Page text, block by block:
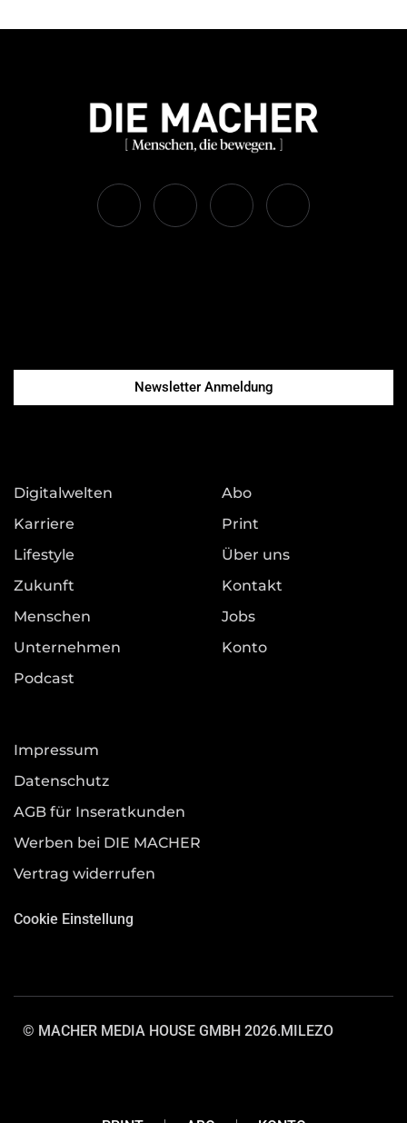
Newsletter Anmeldung
Digitalwelten
Karriere
Lifestyle
Zukunft
Menschen
Unternehmen
Podcast
Abo
Print
Über uns
Kontakt
Jobs
Konto
Impressum
Datenschutz
AGB für Inseratkunden
Werben bei DIE MACHER
Vertrag widerrufen
Cookie Einstellung
© MACHER MEDIA HOUSE GMBH 2026.MILEZO